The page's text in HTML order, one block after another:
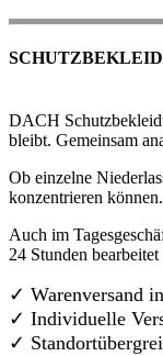
DACH
bleibt. Gemeinsam
Ob einzelne
konzentrieren können.
Auch im
24 Stunden
✓ Warenversand
✓ Individuelle
✓